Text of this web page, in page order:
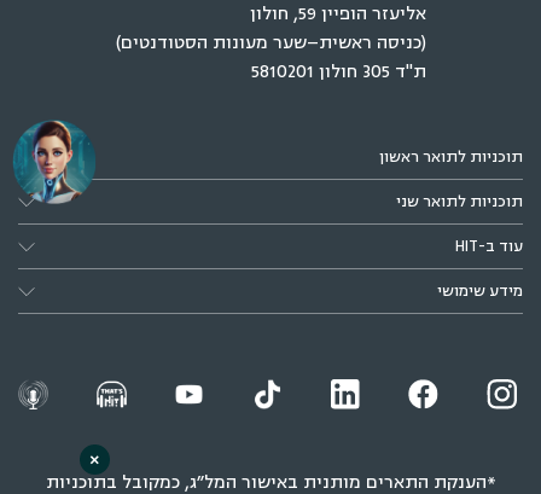
אליעזר הופיין 59, חולון
(כניסה ראשית–שער מעונות הסטודנטים)
ת"ד 305 חולון 5810201
תוכניות לתואר ראשון
תוכניות לתואר שני
עוד ב-HIT
מידע שימושי
*הענקת התארים מותנית באישור המל״ג, כמקובל בתוכניות
×